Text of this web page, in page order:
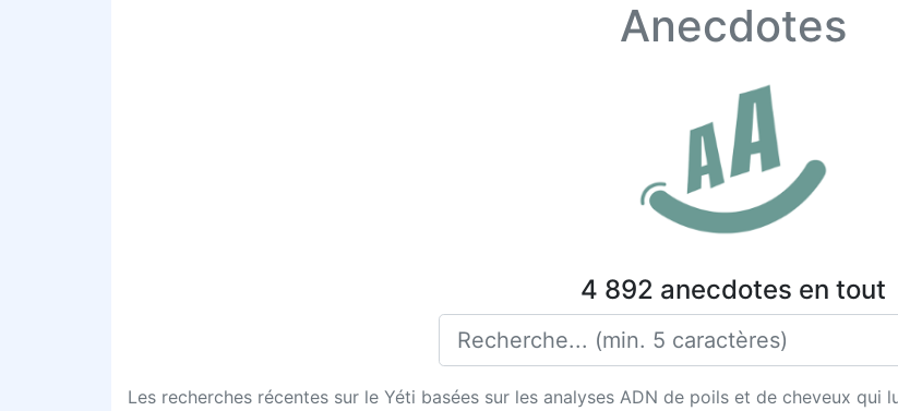
Anecdotes
4 892 anecdotes en tout
Les recherches récentes sur le Yéti basées sur les analyses ADN de poils et de cheveux qui